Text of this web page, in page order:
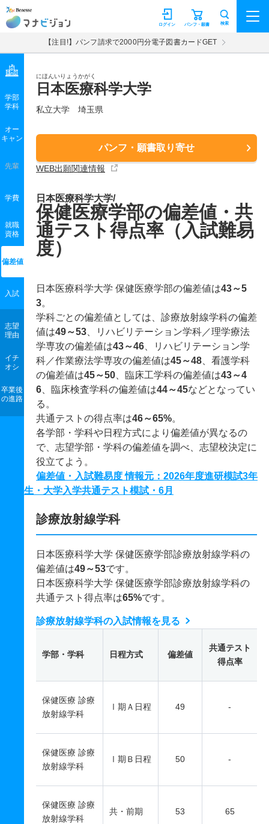
マナビジョン パンフ・願書
ログイン 検索
【注目!】パンフ請求で2000円分電子図書カードGET
にほんいりょうかがく
日本医療科学大学
私立大学 埼玉県
パンフ・願書取り寄せ
WEB出願関連情報
学部
学科
オー
キャン
先輩
学費
就職
資格
偏差値
入試
志望
理由
イチ
オシ
卒業後
の進路
日本医療科学大学/
保健医療学部の偏差値・共
通テスト得点率（入試難易
度）
日本医療科学大学 保健医療学部の偏差値は43～5
3。
学科ごとの偏差値としては、診療放射線学科の偏差
値は49～53 、リハビリテーション学科／理学療法
学専攻の偏差値は43～46 、リハビリテーション学
科／作業療法学専攻の偏差値は45～48 、看護学科
の偏差値は45～50 、臨床工学科の偏差値は43～4
6 、臨床検査学科の偏差値は44～45などとなってい
る。
共通テストの得点率は46～65%。
各学部・学科や日程方式により偏差値が異なるの
で、志望学部・学科の偏差値を調べ、志望校決定に
役立てよう。
偏差値・入試難易度 情報元：2026年度進研模試3年
生・大学入学共通テスト模試・6月
診療放射線学科
日本医療科学大学 保健医療学部診療放射線学科の
偏差値は49～53です。
日本医療科学大学 保健医療学部診療放射線学科の
共通テスト得点率は65%です。
診療放射線学科の入試情報を見る
学部・学科 日程方式 偏差値
共通テスト
得点率
保健医療 診療
放射線学科
Ⅰ期Ａ日程 49 -
保健医療 診療
放射線学科
Ⅰ期Ｂ日程 50 -
保健医療 診療
放射線学科
共・前期 53 65